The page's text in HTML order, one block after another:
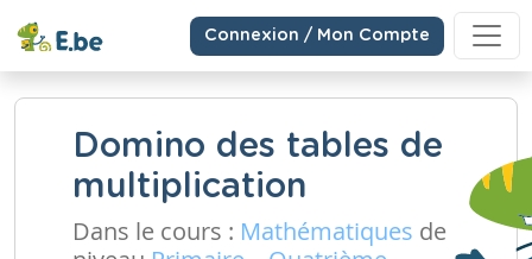
Connexion / Mon Compte
Domino des tables de
multiplication
Dans le cours : Mathématiques de